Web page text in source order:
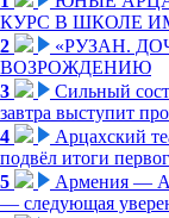
КУРС В ШКОЛЕ
2
«РУЗАН.
ВОЗРОЖДЕНИЮ
3
Сильный
завтра выступит
4
Арцахский
подвёл итоги
5
Армения —
— следующая